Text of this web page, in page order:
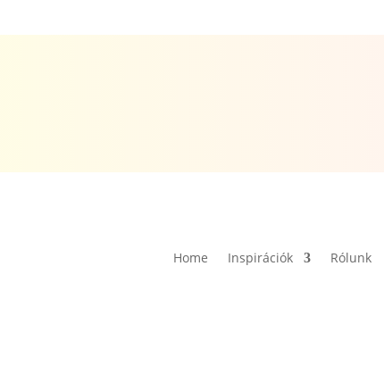
Home Inspirációk Rólunk